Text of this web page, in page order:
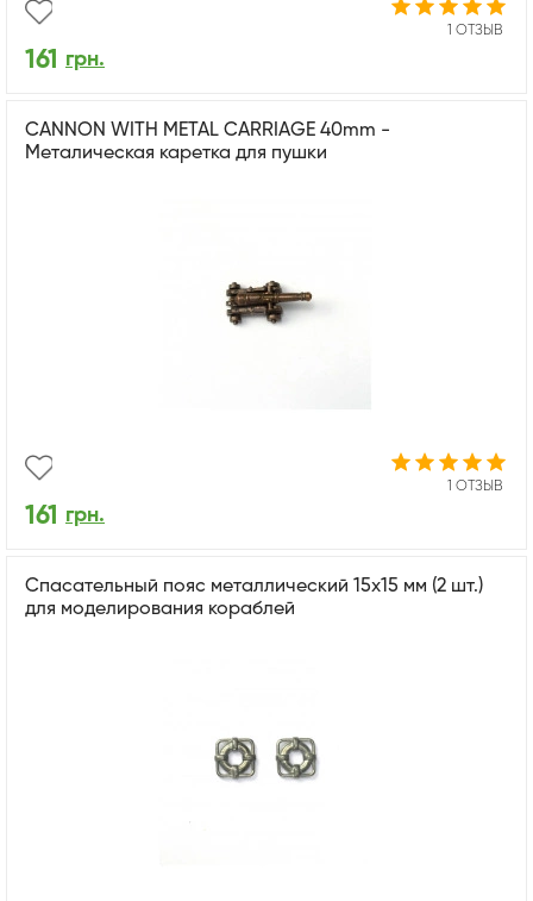
1 ОТЗЫВ
161 грн.
CANNON WITH METAL CARRIAGE 40mm -
Металическая каретка для пушки
1 ОТЗЫВ
161 грн.
Спасательный пояс металлический 15x15 мм (2 шт.)
для моделирования кораблей